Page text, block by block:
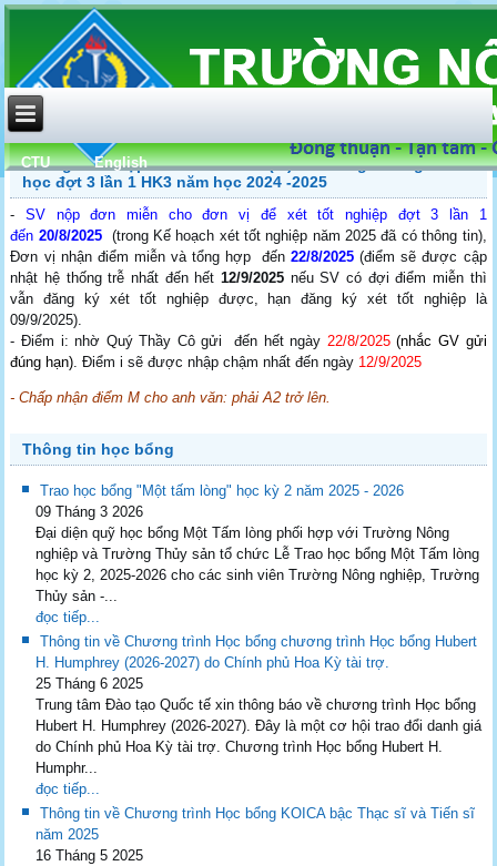
CTU English
Thông báo: Nộp đơn điểm miễn (M) và tương đương môn
học đợt 3 lần 1 HK3 năm học 2024 -2025
-SV nộp đơn miễn cho đơn vị để xét tốt nghiệp đợt 3 lần 1
đến 20/8/2025
(trong Kế hoạch xét tốt nghiệp năm 2025 đã có thông tin),
Đơn vị nhận điểm miễn và tổng hợp đến22/8/2025 (điểm sẽ được cập
nhật hệ thống trễ nhất đến hết 12/9/2025 nếu SV có đợi điểm miễn thì
vẫn đăng ký xét tốt nghiệp được, hạn đăng ký xét tốt nghiệp là
09/9/2025).
- Điểm i: nhờ Quý Thầy Cô gửi đến hết ngày 22/8/2025(nhắc GV gửi
đúng hạn) . Điểm i sẽ được nhập chậm nhất đến ngày 12/9/2025
- Chấp nhận điểm M cho anh văn: phải A2 trở lên.
Thông tin học bổng
Trao học bổng "Một tấm lòng" học kỳ 2 năm 2025 - 2026
09 Tháng 3 2026
Đại diện quỹ học bổng Một Tấm lòng phối hợp với Trường Nông
nghiệp và Trường Thủy sản tổ chức Lễ Trao học bổng Một Tấm lòng
học kỳ 2, 2025-2026 cho các sinh viên Trường Nông nghiệp, Trường
Thủy sản -...
đọc tiếp...
Thông tin về Chương trình Học bổng chương trình Học bổng Hubert
H. Humphrey (2026-2027) do Chính phủ Hoa Kỳ tài trợ.
25 Tháng 6 2025
Trung tâm Đào tạo Quốc tế xin thông báo về chương trình Học bổng
Hubert H. Humphrey (2026-2027). Đây là một cơ hội trao đổi danh giá
do Chính phủ Hoa Kỳ tài trợ. Chương trình Học bổng Hubert H.
Humphr...
đọc tiếp...
Thông tin về Chương trình Học bổng KOICA bậc Thạc sĩ và Tiến sĩ
năm 2025
16 Tháng 5 2025